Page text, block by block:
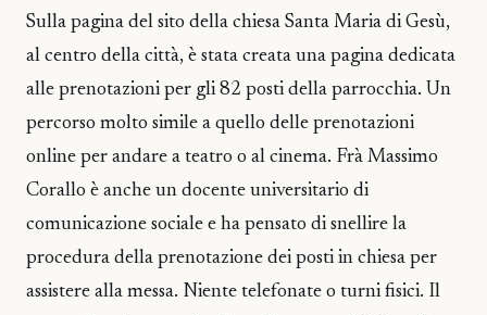
Sulla pagina del sito della chiesa Santa Maria di Gesù,
al centro della città, è stata creata una pagina dedicata
alle prenotazioni per gli 82 posti della parrocchia. Un
percorso molto simile a quello delle prenotazioni
online per andare a teatro o al cinema. Frà Massimo
Corallo è anche un docente universitario di
comunicazione sociale e ha pensato di snellire la
procedura della prenotazione dei posti in chiesa per
assistere alla messa. Niente telefonate o turni fisici. Il